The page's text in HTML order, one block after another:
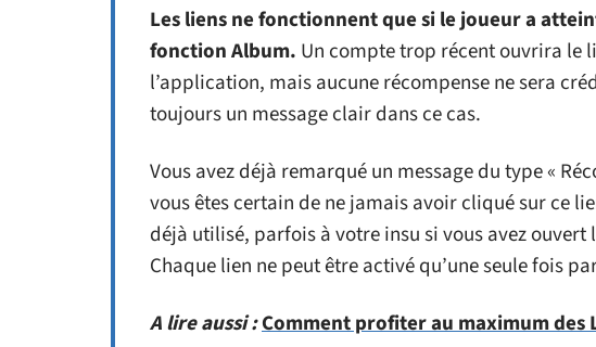
Les liens ne fonctionnent que si le joueur a
fonction Album. Un compte trop récent ouvrira le
l’application, mais aucune récompense ne sera
toujours un message clair dans ce cas.
Vous avez déjà remarqué un message du type «
vous êtes certain de ne jamais avoir cliqué sur ce
déjà utilisé, parfois à votre insu si vous avez
Chaque lien ne peut être activé qu’une seule fois
A lire aussi :Comment profiter au maximum des